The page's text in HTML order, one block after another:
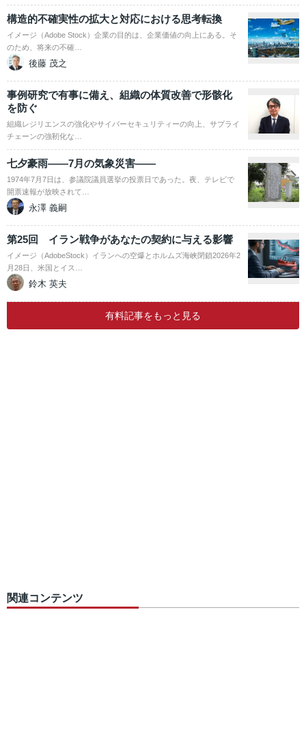
構造的不確実性の拡大と対応における思考転換
イメージ（Adobe Stock）企業の目的は、企業価値の向上にある。そ
のため、将来の不確…
後藤 茂之
事例研究で有事に備え、組織の体質改善で形骸化
を防ぐ
組織レジリエンスの強化やサイバーセキュリティーの向上、サプライ
チェーンの強靭化な…
七夕豪雨――7月の気象災害――
1974年7月7日は、参議院議員選挙の投票日であった。夜、テレビで
開票速報が放映されて…
永澤 義嗣
第25回 イラン戦争があなたの契約に与える影響
イメージ（AdobeStock）イランへの空爆とホルムズ海峡閉鎖2026年2
月28日、米国とイス…
鈴木 英夫
有料記事をもっと見る
関連コンテンツ